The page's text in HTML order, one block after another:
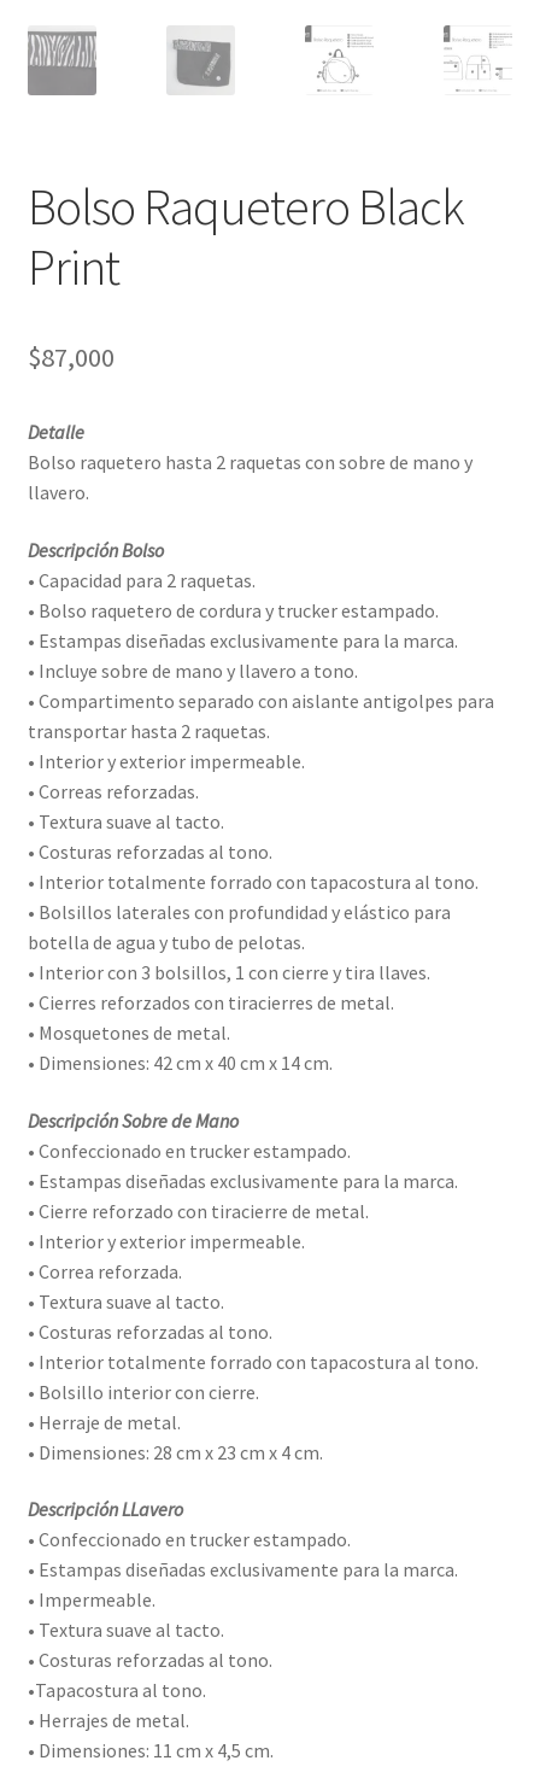
Bolso Raquetero Black
Print
$87,000
Detalle
Bolso raquetero hasta 2 raquetas con sobre de mano y
llavero.
Descripción Bolso
• Capacidad para 2 raquetas.
• Bolso raquetero de cordura y trucker estampado.
• Estampas diseñadas exclusivamente para la marca.
• Incluye sobre de mano y llavero a tono.
• Compartimento separado con aislante antigolpes para
transportar hasta 2 raquetas.
• Interior y exterior impermeable.
• Correas reforzadas.
• Textura suave al tacto.
• Costuras reforzadas al tono.
• Interior totalmente forrado con tapacostura al tono.
• Bolsillos laterales con profundidad y elástico para
botella de agua y tubo de pelotas.
• Interior con 3 bolsillos, 1 con cierre y tira llaves.
• Cierres reforzados con tiracierres de metal.
• Mosquetones de metal.
• Dimensiones: 42 cm x 40 cm x 14 cm.
Descripción Sobre de Mano
• Confeccionado en trucker estampado.
• Estampas diseñadas exclusivamente para la marca.
• Cierre reforzado con tiracierre de metal.
• Interior y exterior impermeable.
• Correa reforzada.
• Textura suave al tacto.
• Costuras reforzadas al tono.
• Interior totalmente forrado con tapacostura al tono.
• Bolsillo interior con cierre.
• Herraje de metal.
• Dimensiones: 28 cm x 23 cm x 4 cm.
Descripción LLavero
• Confeccionado en trucker estampado.
• Estampas diseñadas exclusivamente para la marca.
• Impermeable.
• Textura suave al tacto.
• Costuras reforzadas al tono.
•Tapacostura al tono.
• Herrajes de metal.
• Dimensiones: 11 cm x 4,5 cm.